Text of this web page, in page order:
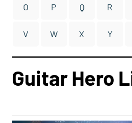
O P Q R
V W X Y
Guitar Hero